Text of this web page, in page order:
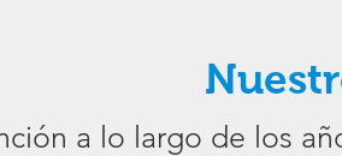
a lo largo de los